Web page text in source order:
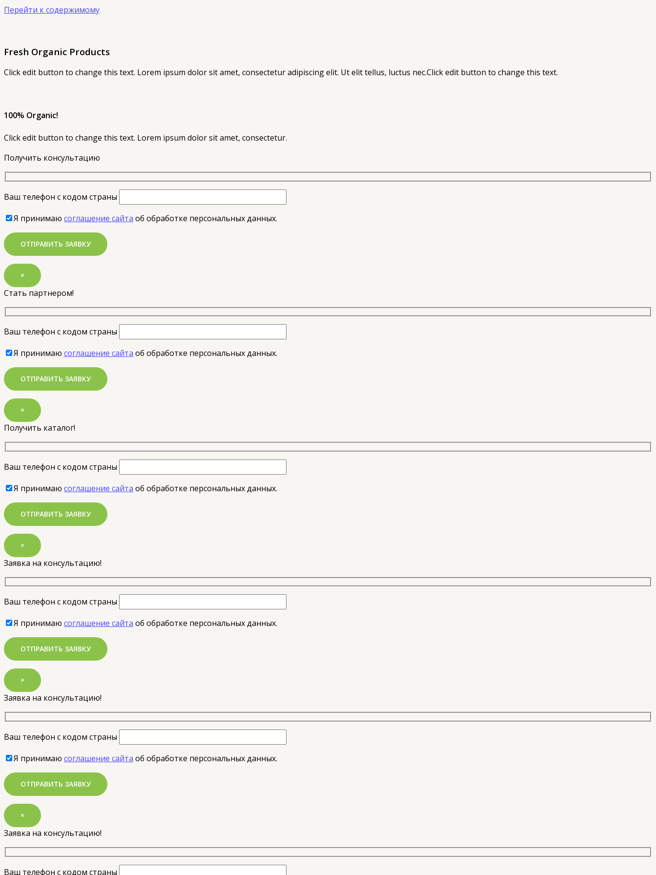
Перейти к содержимому
Fresh Organic Products
Click edit button to change this text. Lorem ipsum dolor sit amet, consectetur adipiscing elit. Ut elit tellus, luctus nec.Click edit button to change this text.
100% Organic!
Click edit button to change this text. Lorem ipsum dolor sit amet, consectetur.
Получить консультацию
Ваш телефон с кодом страны
Я принимаю соглашение сайта об обработке персональных данных.
×
Стать партнером!
Ваш телефон с кодом страны
Я принимаю соглашение сайта об обработке персональных данных.
×
Получить каталог!
Ваш телефон с кодом страны
Я принимаю соглашение сайта об обработке персональных данных.
×
Заявка на консультацию!
Ваш телефон с кодом страны
Я принимаю соглашение сайта об обработке персональных данных.
×
Заявка на консультацию!
Ваш телефон с кодом страны
Я принимаю соглашение сайта об обработке персональных данных.
×
Заявка на консультацию!
Ваш телефон с кодом страны